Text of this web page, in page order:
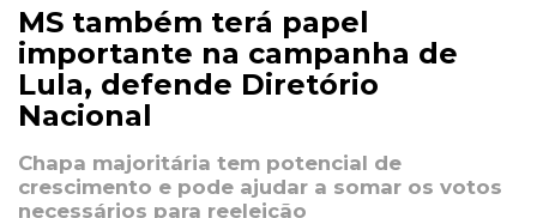
MS também terá papel
importante na campanha de
Lula, defende Diretório
Nacional
Chapa majoritária tem potencial de
crescimento e pode ajudar a somar os votos
necessários para reeleição